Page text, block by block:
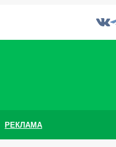
РЕКЛАМА